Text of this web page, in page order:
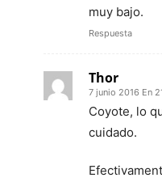
muy bajo.
Respuesta
Thor
7 junio 2016 En
Coyote, lo
cuidado.